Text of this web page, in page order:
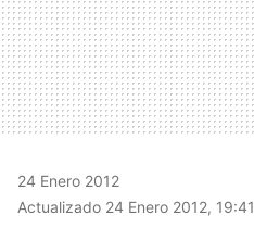
24 Enero 2012
Actualizado 24 Enero 2012, 19:41